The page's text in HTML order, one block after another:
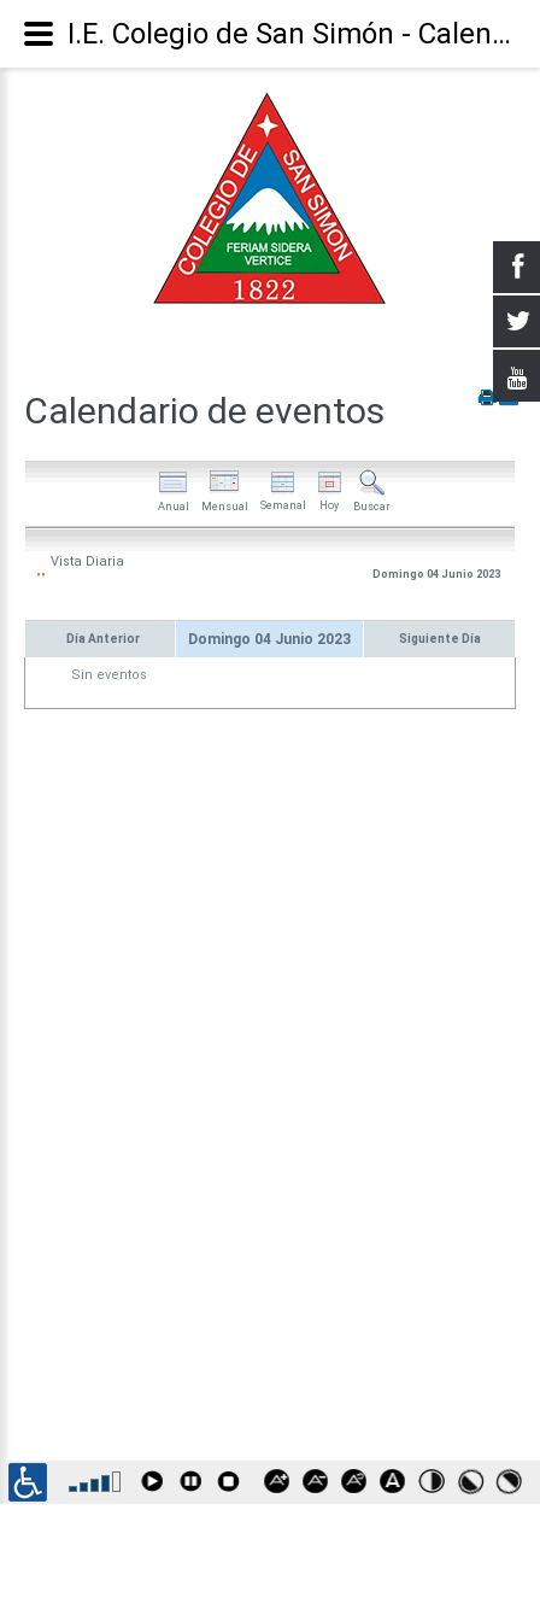
Calendario de eventos
Anual Mensual Semanal Hoy Buscar
Vista Diaria
Domingo 04 Junio 2023
Día Anterior Domingo 04 Junio 2023 Siguiente Día
Sin eventos
I.E. Colegio de San Simón - Calendario